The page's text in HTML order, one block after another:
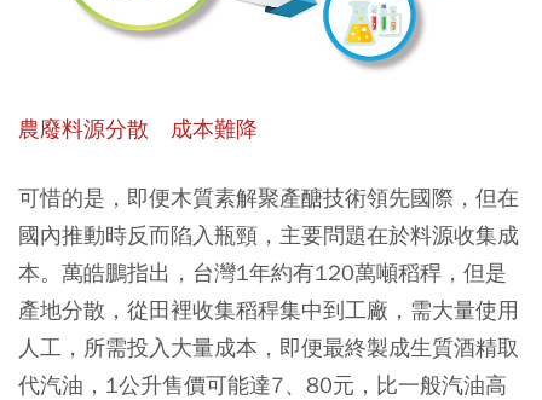
農廢料源分散 成本難降
可惜的是，即便木質素解聚產醣技術領先國際，但在
國內推動時反而陷入瓶頸，主要問題在於料源收集成
本。萬皓鵬指出，台灣1年約有120萬噸稻稈，但是
產地分散，從田裡收集稻稈集中到工廠，需大量使用
人工，所需投入大量成本，即便最終製成生質酒精取
代汽油，1公升售價可能達7、80元，比一般汽油高